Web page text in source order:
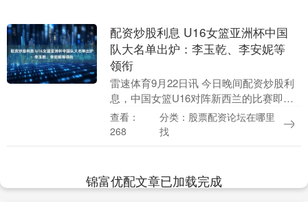
配资炒股利息 U16女篮亚洲杯中国
队大名单出炉：李玉乾、李安妮等
领衔
雷速体育9月22日讯 今日晚间配资炒股利
息，中国女篮U16对阵新西兰的比赛即将
开打。赛前FIBA公布了中国女篮U16的出
战名单，李玉乾、李安妮等人领衔。具体
查看：
268
分类：股票配资论坛在哪里
找
锦富优配文章已加载完成